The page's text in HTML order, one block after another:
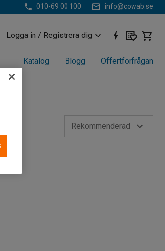
010-69 00 100 info@cowab.se
Logga in / Registrera dig
Katalog Blogg Offertförfrågan
Rekommenderad